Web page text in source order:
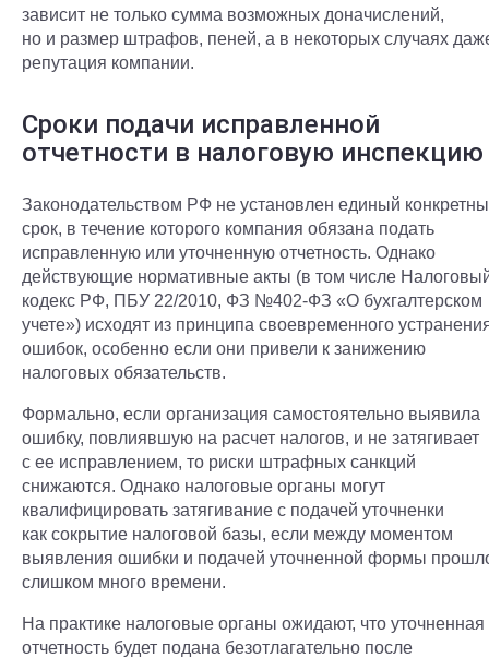
зависит не только сумма возможных доначислений,
но и размер штрафов, пеней, а в некоторых случаях
репутация компании.
Сроки подачи исправленной
отчетности в налоговую инспекцию
Законодательством РФ не установлен единый
срок, в течение которого компания обязана подать
исправленную или уточненную отчетность. Однако
действующие нормативные акты (в том числе
кодекс РФ, ПБУ 22/2010, ФЗ №402-ФЗ «О бухгалтерском
учете») исходят из принципа своевременного
ошибок, особенно если они привели к занижению
налоговых обязательств.
Формально, если организация самостоятельно выявила
ошибку, повлиявшую на расчет налогов, и не затягивает
с ее исправлением, то риски штрафных санкций
снижаются. Однако налоговые органы могут
квалифицировать затягивание с подачей уточненки
как сокрытие налоговой базы, если между моментом
выявления ошибки и подачей уточненной формы
слишком много времени.
На практике налоговые органы ожидают, что уточненная
отчетность будет подана безотлагательно после